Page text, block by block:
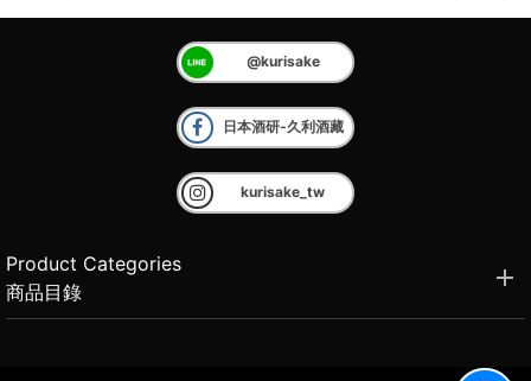
@kurisake
日本酒研-久利酒藏
kurisake_tw
Product Categories
商品目錄